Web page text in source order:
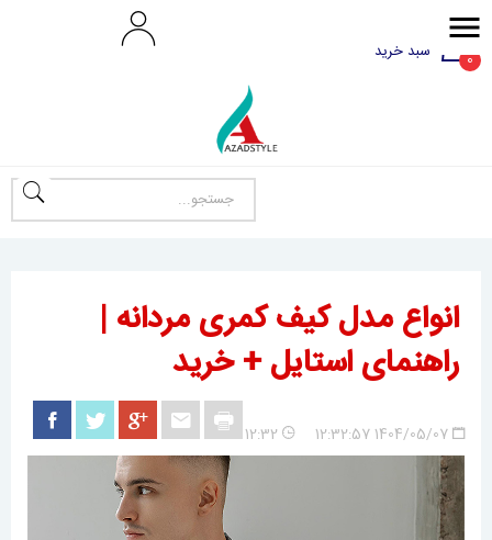
0 سبد خرید
انواع مدل کیف کمری مردانه |
راهنمای استایل + خرید